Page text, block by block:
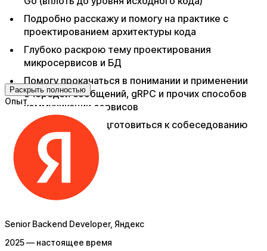
Подробно расскажу и помогу на практике с
проектированием архитектуры кода
Глубоко раскрою тему проектирования
микросервисов и БД
Помогу прокачаться в понимании и применении
очередей сообщений, gRPC и прочих способов
коммуникации сервисов
Подскажу, как подготовиться к собеседованию
Раскрыть полностью
Опыт
Senior Backend Developer, Яндекс
2025 — настоящее время